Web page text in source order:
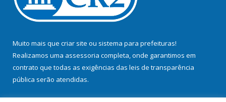
Muito mais que criar site ou sistema para prefeituras!
Realizamos uma assessoria completa, onde garantimos em
contrato que todas as exigências das leis de transparência
pública serão atendidas.